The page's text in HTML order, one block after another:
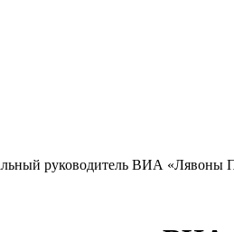
руководитель ВИА «Лявоны